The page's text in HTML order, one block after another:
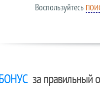
Воспользуйтесь
БОНУС за правильный